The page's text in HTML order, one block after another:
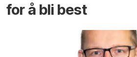
for å bli best